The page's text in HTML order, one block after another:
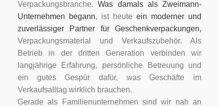
Verpackungsbranche.Was damals als Zweimann-
Unternehmen begann, ist heuteein moderner und
zuverlässiger Partner für Geschenkverpackungen,
Verpackungsmaterial und Verkaufszubehör. Als
Betrieb in der dritten Generation verbinden wir
langjährige Erfahrung, persönliche Betreuung und
ein gutes Gespür dafür, was Geschäfte im
Verkaufsalltag wirklich brauchen.
Gerade als Familienunternehmen sind wir nah an